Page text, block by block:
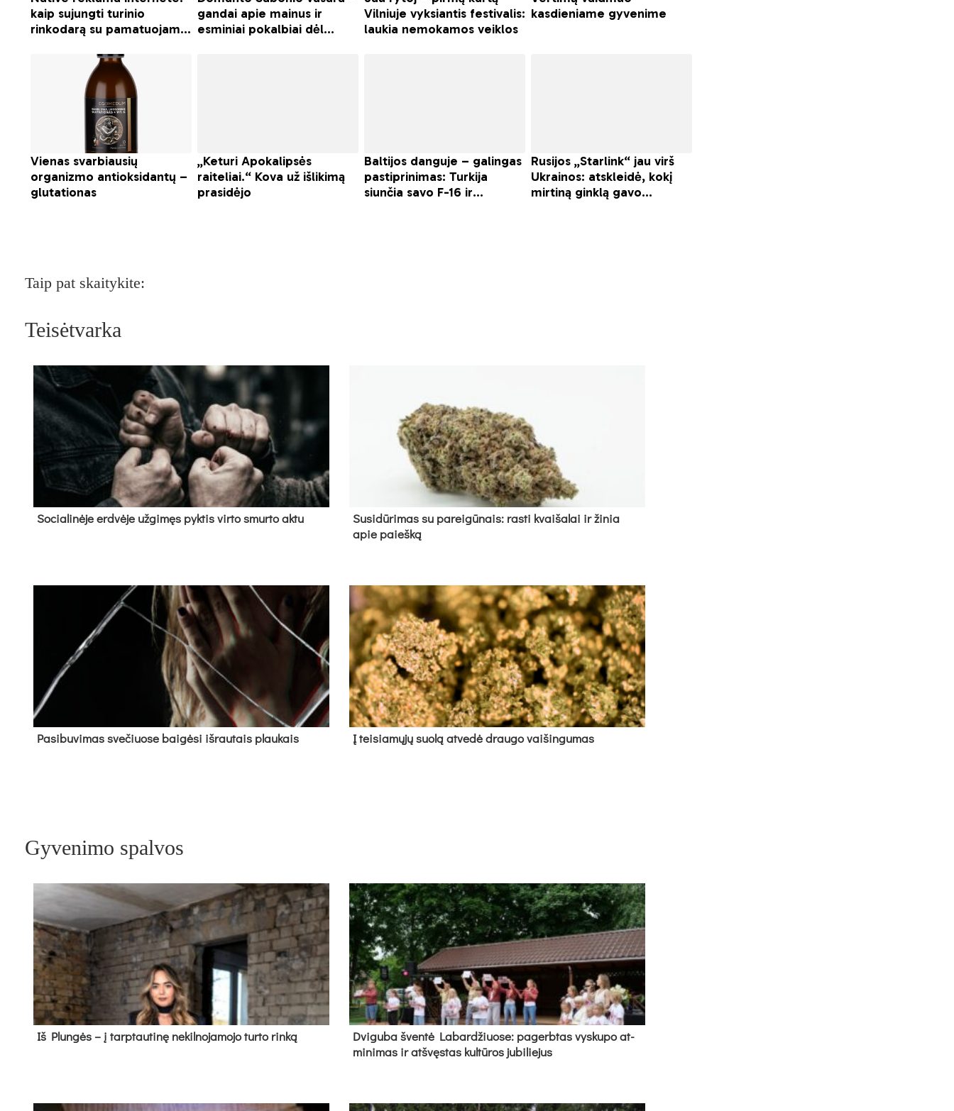
Taip pat skaitykite:
Teisėtvarka
So­cia­li­nė­je erd­vė­je už­gi­męs pyk­tis vir­to smur­to ak­tu
Su­si­dū­ri­mas su pa­rei­gū­nais: ras­ti kvai­ša­lai ir ži­nia
apie paieš­ką
Pa­si­bu­vi­mas sve­čiuo­se bai­gė­si iš­rau­tais plau­kais Į tei­sia­mų­jų suo­lą at­ve­dė drau­go vai­šin­gu­mas
Gyvenimo spalvos
Iš Plungės – į tarptautinę nekilnojamojo turto rinką
Dvi­gu­ba šven­tė La­bar­džiuo­se: pa­gerb­tas vys­ku­po at­
mi­ni­mas ir at­švęs­tas kul­tū­ros ju­bi­lie­jus